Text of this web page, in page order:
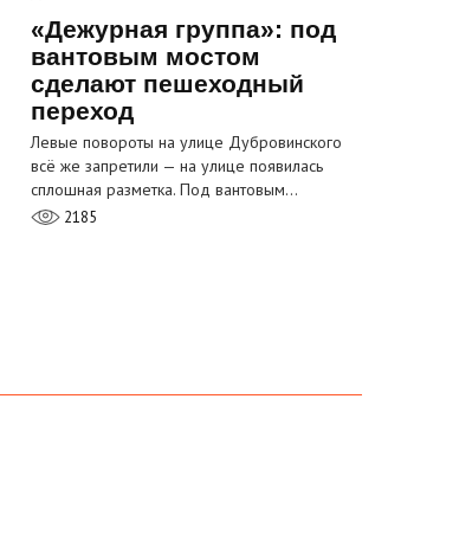
«Дежурная группа»: под
вантовым мостом
сделают пешеходный
переход
Левые повороты на улице Дубровинского
всё же запретили — на улице появилась
сплошная разметка. Под вантовым…
2185